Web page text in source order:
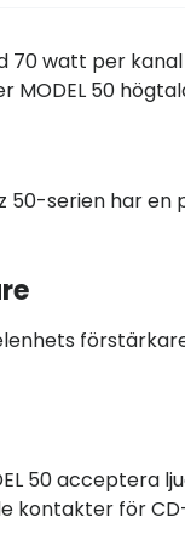
70 watt per
50
50-serien har
50 acceptera
kontakter för